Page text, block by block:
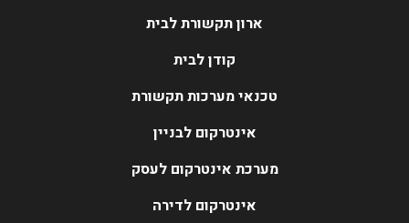
ארון תקשורת לבית
קודן לבית
טכנאי מערכות תקשורת
אינטרקום לבניין
מערכת אינטרקום לעסק
אינטרקום לדירה